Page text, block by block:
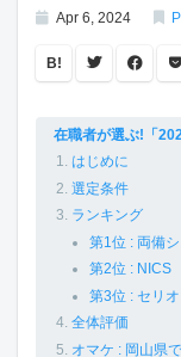
Apr 6, 2024
B!
在職者が選ぶ!「
はじめに
選定条件
ランキング
第1位 : 両備
第2位 : NICS
第3位 : セリオ
全体評価
オマケ : 岡山県